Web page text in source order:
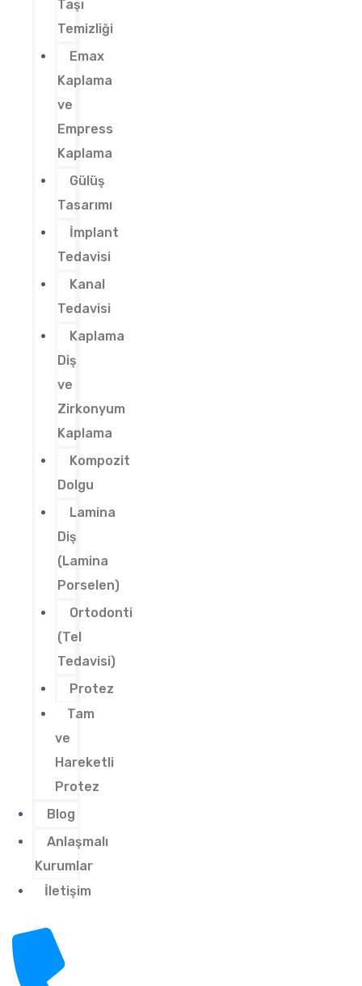
Taşı
Temizliği
Emax
Kaplama
ve
Empress
Kaplama
Gülüş
Tasarımı
İmplant
Tedavisi
Kanal
Tedavisi
Kaplama
Diş
ve
Zirkonyum
Kaplama
Kompozit
Dolgu
Lamina
Diş
(Lamina
Porselen)
Ortodonti
(Tel
Tedavisi)
Protez
Tam
ve
Hareketli
Protez
Blog
Anlaşmalı
Kurumlar
İletişim